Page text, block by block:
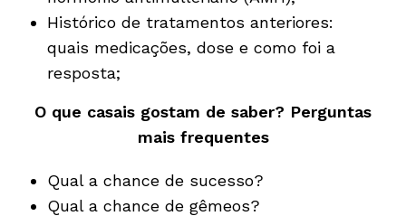
Histórico de tratamentos anteriores:
quais medicações, dose e como foi a
resposta;
O que casais gostam de saber? Perguntas
mais frequentes
Qual a chance de sucesso?
Qual a chance de gêmeos?